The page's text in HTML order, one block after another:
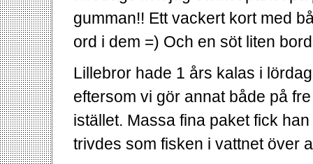
gumman!! Ett vackert kort med
ord i dem =) Och en söt liten
Lillebror hade 1 års kalas i
eftersom vi gör annat både på
istället. Massa fina paket fick
trivdes som fisken i vattnet över